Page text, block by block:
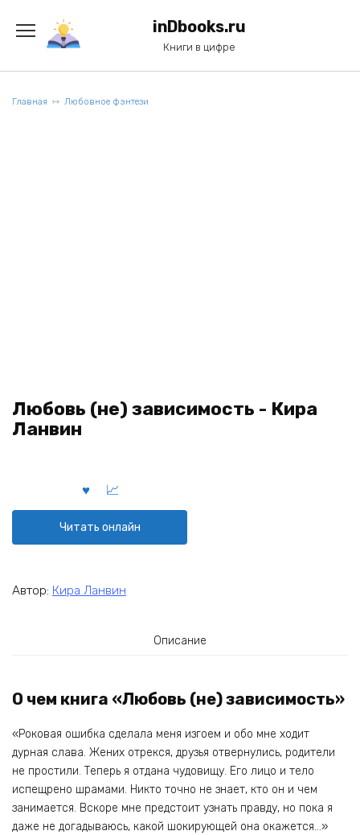
содержанию
inDbooks.ru
Книги в цифре
Главная Любовное фэнтези
Любовь (не) зависимость - Кира
Ланвин
Читать онлайн
Автор: Кира Ланвин
Описание
О чем книга «Любовь (не) зависимость»
«Роковая ошибка сделала меня изгоем и обо мне ходит
дурная слава. Жених отрекся, друзья отвернулись, родители
не простили. Теперь я отдана чудовищу. Его лицо и тело
испещрено шрамами. Никто точно не знает, кто он и чем
занимается. Вскоре мне предстоит узнать правду, но пока я
даже не догадываюсь, какой шокирующей она окажется…»